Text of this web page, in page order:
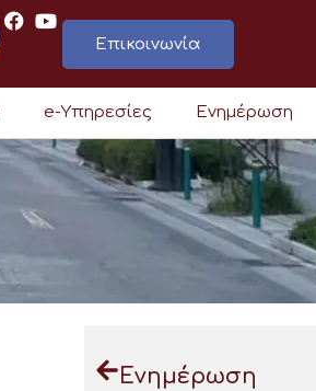
Επικοινωνία
e-Υπηρεσίες Ενημέρωση
Ενημέρωση